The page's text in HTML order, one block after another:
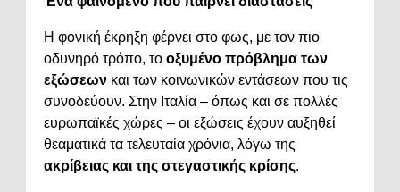
Η φονική έκρηξη φέρνει στο φως, με τον πιο
οδυνηρό τρόπο, το οξυμένο πρόβλημα των
εξώσεων και των κοινωνικών εντάσεων που τις
συνοδεύουν. Στην Ιταλία – όπως και σε πολλές
ευρωπαϊκές χώρες – οι εξώσεις έχουν αυξηθεί
θεαματικά τα τελευταία χρόνια, λόγω της
ακρίβειας και της στεγαστικής κρίσης.